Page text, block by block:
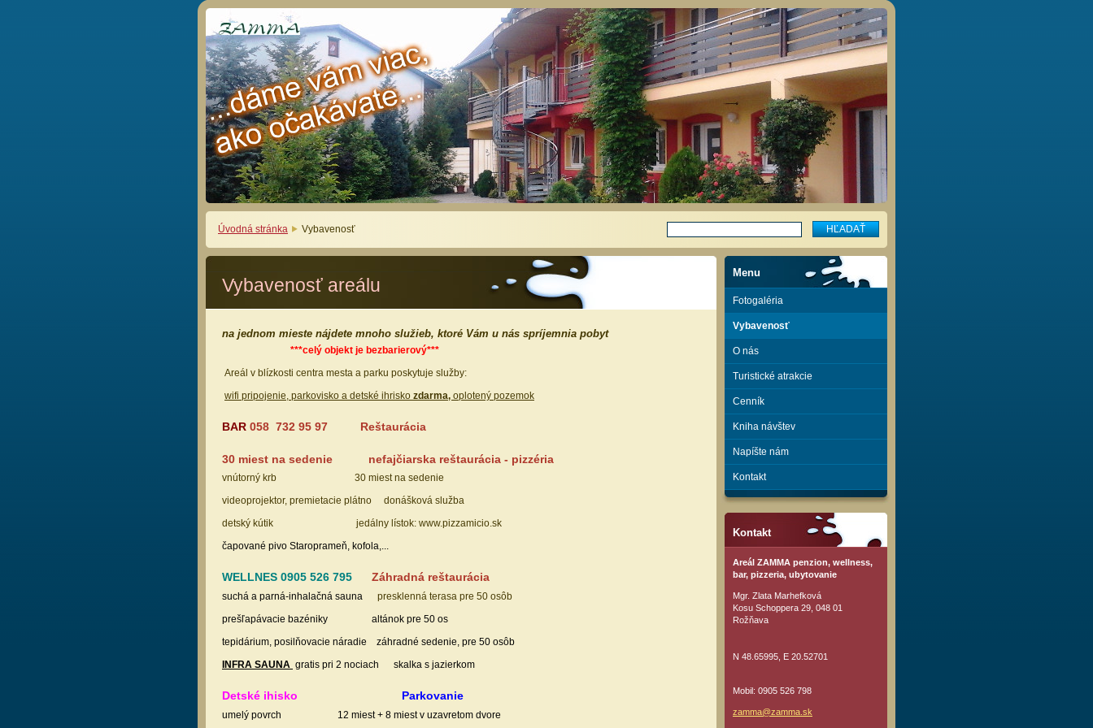
Úvodná stránka Vybavenosť
Vybavenosť areálu
na jednom mieste nájdete mnoho služieb, ktoré Vám u nás spríjemnia pobyt
***celý objekt je bezbarierový***
Areál v blízkosti centra mesta a parku poskytuje služby:
wifi pripojenie, parkovisko a detské ihrisko zdarma, oplotený pozemok
BAR 058 732 95 97 Reštaurácia
30 miest na sedenie nefajčiarska reštaurácia - pizzéria
vnútorný krb 30 miest na sedenie
videoprojektor, premietacie plátno donášková služba
detský kútik jedálny lístok: www.pizzamicio.sk
čapované pivo Staroprameň, kofola,...
WELLNES 0905 526 795 Záhradná reštaurácia
suchá a parná-inhalačná sauna
presklenná terasa pre 50 osôb
prešľapávacie bazéniky altánok pre 50 os
tepidárium, posilňovacie náradie záhradné sedenie, pre 50 osôb
INFRA SAUNA gratis pri 2 nociach skalka s jazierkom
Detské ihisko Parkovanie
umelý povrch 12 miest + 8 miest v uzavretom dvore
Menu
Fotogaléria
Vybavenosť
O nás
Turistické atrakcie
Cenník
Kniha návštev
Napíšte nám
Kontakt
Kontakt
Areál ZAMMA penzion, wellness,
bar, pizzeria, ubytovanie
Mgr. Zlata Marhefková
Kosu Schoppera 29, 048 01
Rožňava
N 48.65995, E 20.52701
Mobil: 0905 526 798
zamma@zamma.sk